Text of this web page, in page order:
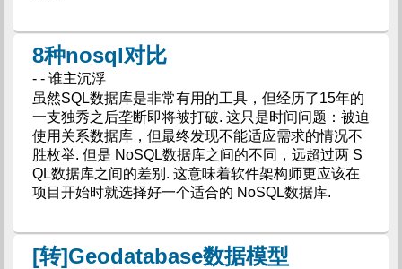
8种nosql对比
- - 谁主沉浮
虽然SQL数据库是非常有用的工具，但经历了15年的
一支独秀之后垄断即将被打破. 这只是时间问题：被迫
使用关系数据库，但最终发现不能适应需求的情况不
胜枚举. 但是 NoSQL数据库之间的不同，远超过两 S
QL数据库之间的差别. 这意味着软件架构师更应该在
项目开始时就选择好一个适合的 NoSQL数据库.
[转]Geodatabase数据模型